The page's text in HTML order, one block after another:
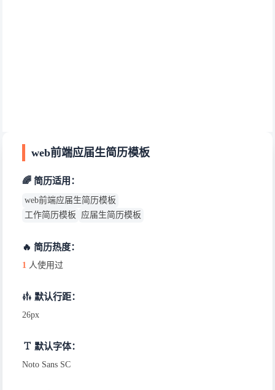
web前端应届生简历模板
🌈 简历适用：
web前端应届生简历模板
工作简历模板
应届生简历模板
🔥 简历热度：
1 人使用过
默认行距：
26px
默认字体：
Noto Sans SC